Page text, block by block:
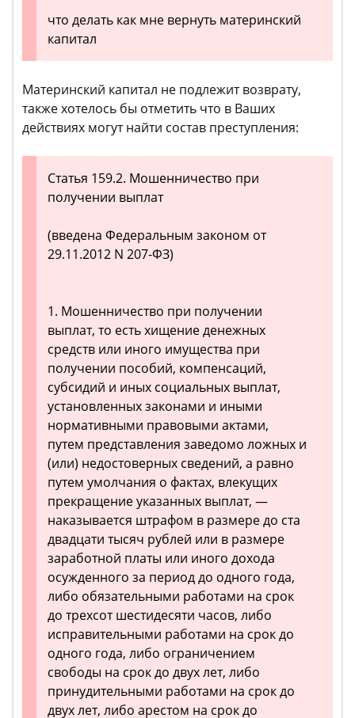
что делать как мне вернуть материнский
капитал
Материнский капитал не подлежит возврату,
также хотелось бы отметить что в Ваших
действиях могут найти состав преступления:
Статья 159.2. Мошенничество при
получении выплат
(введена Федеральным законом от
29.11.2012 N 207-ФЗ)
1. Мошенничество при получении
выплат, то есть хищение денежных
средств или иного имущества при
получении пособий, компенсаций,
субсидий и иных социальных выплат,
установленных законами и иными
нормативными правовыми актами,
путем представления заведомо ложных и
(или) недостоверных сведений, а равно
путем умолчания о фактах, влекущих
прекращение указанных выплат, —
наказывается штрафом в размере до ста
двадцати тысяч рублей или в размере
заработной платы или иного дохода
осужденного за период до одного года,
либо обязательными работами на срок
до трехсот шестидесяти часов, либо
исправительными работами на срок до
одного года, либо ограничением
свободы на срок до двух лет, либо
принудительными работами на срок до
двух лет, либо арестом на срок до